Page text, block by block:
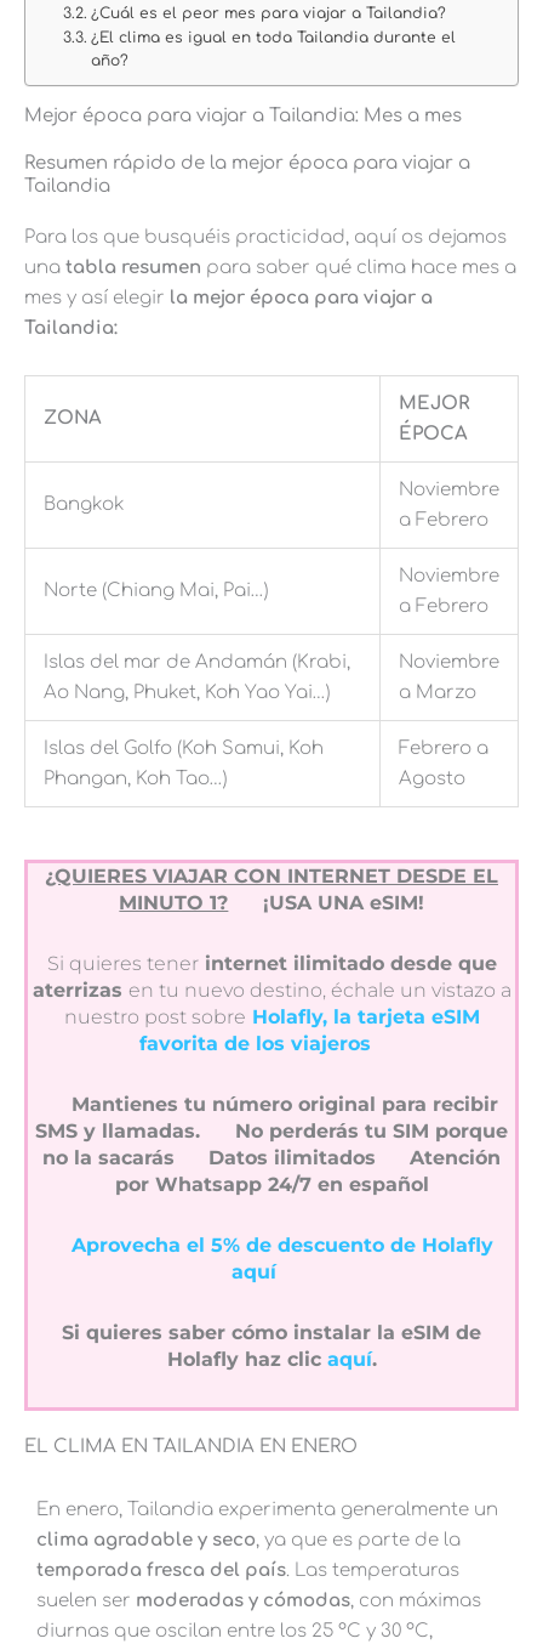
¿Cuál es el peor mes para viajar a Tailandia?
¿El clima es igual en toda Tailandia durante el
año?
Mejor época para viajar a Tailandia: Mes a mes
Resumen rápido de la mejor época para viajar a
Tailandia
Para los que busquéis practicidad, aquí os dejamos
una tabla resumen para saber qué clima hace mes a
mes y así elegir la mejor época para viajar a
Tailandia:
ZONA
MEJOR
ÉPOCA
Bangkok
Noviembre
a Febrero
Norte (Chiang Mai, Pai…)
Noviembre
a Febrero
Islas del mar de Andamán (Krabi,
Ao Nang, Phuket, Koh Yao Yai…)
Noviembre
a Marzo
Islas del Golfo (Koh Samui, Koh
Phangan, Koh Tao…)
Febrero a
Agosto
¿QUIERES VIAJAR CON INTERNET DESDE EL
MINUTO 1?
¡USA UNA eSIM!
Si quieres tenerinternet ilimitado desde que
aterrizas en tu nuevo destino, échale un vistazo a
nuestro post sobre Holafly, la tarjeta eSIM
favorita de los viajeros
Mantienes tu número original para recibir
SMS y llamadas.
No perderás tu SIM porque
no la sacarás
Datos ilimitados
Atención
por Whatsapp 24/7 en español
Aprovecha el 5% de descuento de Holafly
aquí
Si quieres saber cómo instalar la eSIM de
Holafly haz clic aquí.
EL CLIMA EN TAILANDIA EN ENERO
En enero, Tailandia experimenta generalmente un
clima agradable y seco, ya que es parte de la
temporada fresca del país. Las temperaturas
suelen ser moderadas y cómodas, con máximas
diurnas que oscilan entre los 25 °C y 30 °C,